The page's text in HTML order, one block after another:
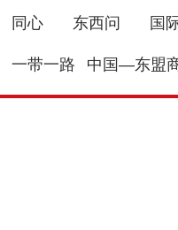
同心 东西问 国
一带一路 中国—东盟